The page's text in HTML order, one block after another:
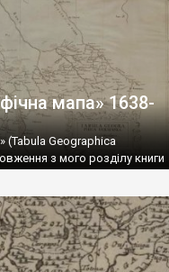
мапа» 1638-
(Tabula Geographica
з мого розділу книги
як “Tabula Geographica
om Tjernobyl), Don och
Poltava. Tekinia/Bender vid